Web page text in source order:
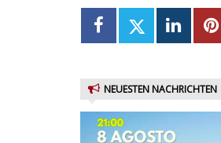
NEUESTEN NACHRICHTEN